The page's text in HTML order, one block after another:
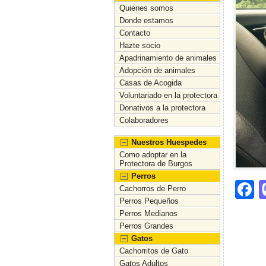
Quienes somos
Donde estamos
Contacto
Hazte socio
Apadrinamiento de animales
Adopción de animales
Casas de Acogida
Voluntariado en la protectora
Donativos a la protectora
Colaboradores
Nuestros Huespedes
Como adoptar en la
Protectora de Burgos
Perros
Cachorros de Perro
Perros Pequeños
Perros Medianos
Perros Grandes
Gatos
Cachorritos de Gato
Gatos Adultos
F